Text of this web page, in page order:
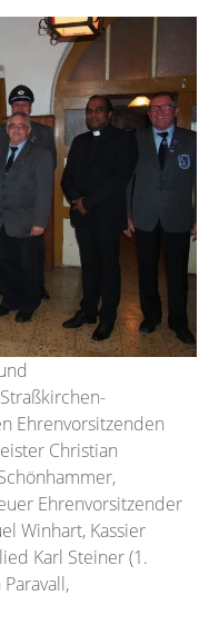
Ehrenvorsitzenden
Christian
Ehrenvorsitzender
Winhart, Kassier
Karl Steiner (1.